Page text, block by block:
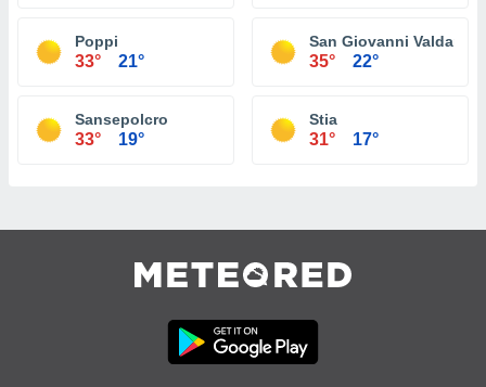
Poppi
33° 21°
San Giovanni Valdarno
35° 22°
Sansepolcro
33° 19°
Stia
31° 17°